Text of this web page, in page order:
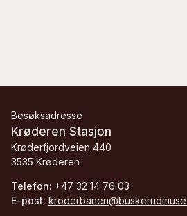
Besøksadresse
Krøderen Stasjon
Krøderfjordveien 440
3535 Krøderen
Telefon: +47 32 14 76 03
E-post: